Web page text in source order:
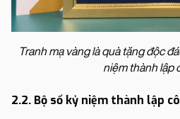
Tranh mạ vàng là quà tặng độc
niệm thành lập
2.2. Bộ số kỷ niệm thành lập